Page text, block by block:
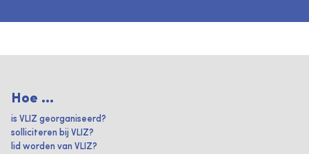
Hoe ...
is VLIZ georganiseerd?
solliciteren bij VLIZ?
lid worden van VLIZ?